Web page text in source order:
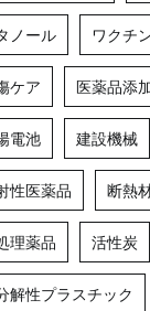
ノール ワクチ
ケア 医薬品添
電池 建設機械
性医薬品 断熱
理薬品 活性炭
解性プラスチック